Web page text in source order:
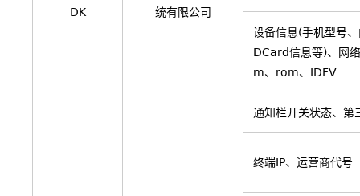
DK
统有限公司
设备信息(手机型号
DCard信息等)、网
m、rom、IDFV
通知栏开关状态、第
终端IP、运营商代号